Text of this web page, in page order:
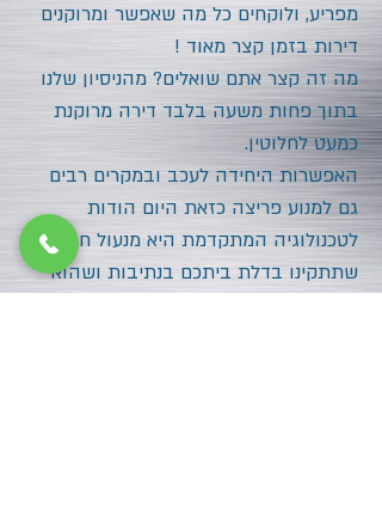
מפריע, ולוקחים כל מה שאפשר ומרוקנים
דירות בזמן קצר מאוד !
מה זה קצר אתם שואלים? מהניסיון שלנו
בתוך פחות משעה בלבד דירה מרוקנת
כמעט לחלוטין.
האפשרות היחידה לעכב ובמקרים רבים
גם למנוע פריצה כזאת היום הודות
לטכנולוגיה המתקדמת היא מנעול חדש
שתתקינו בדלת ביתכם בנתיבות ושהוא